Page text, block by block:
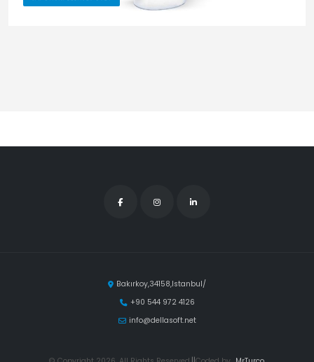
Bakırkoy,34158,Istanbul/
+90 544 972 4126
info@dellasoft.net